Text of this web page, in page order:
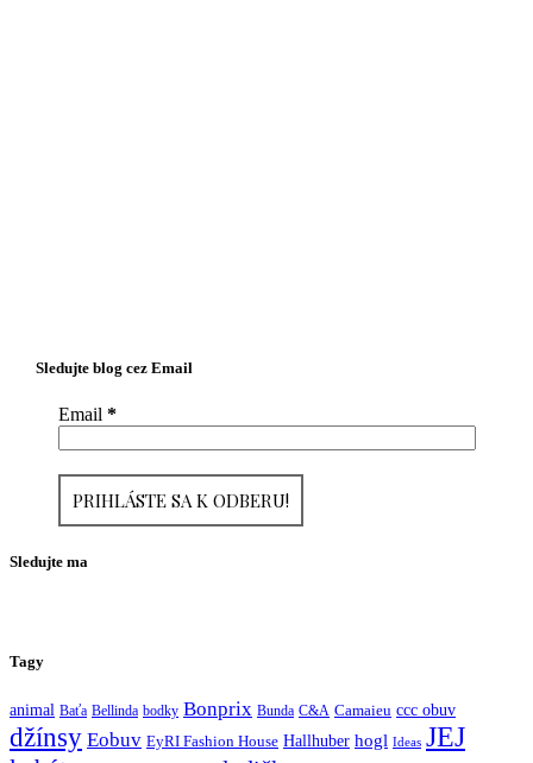
Sledujte blog cez Email
Email*
Sledujte ma
Tagy
animal Baťa Bellinda bodky Bonprix Bunda C&A Camaieu ccc obuv
džínsy Eobuv EyRI Fashion House Hallhuber hogl Ideas JEJ